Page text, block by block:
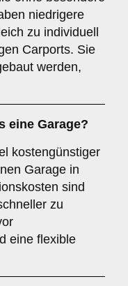
niedrigere
zu individuell
Carports. Sie
werden,
eine Garage?
kostengünstiger
Garage in
sind
zu
eine flexible